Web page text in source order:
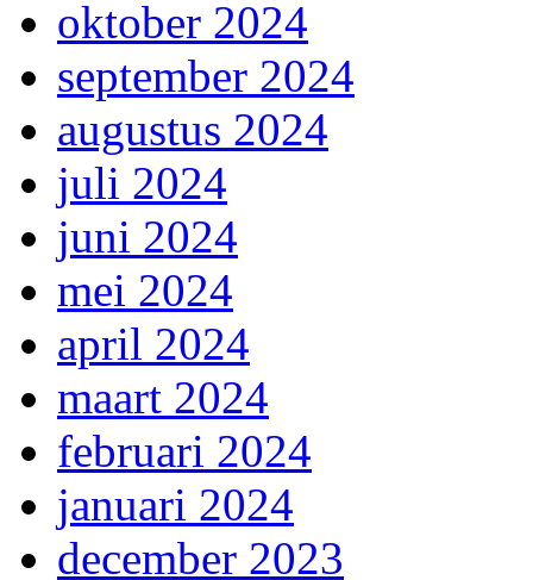
oktober 2024
september 2024
augustus 2024
juli 2024
juni 2024
mei 2024
april 2024
maart 2024
februari 2024
januari 2024
december 2023